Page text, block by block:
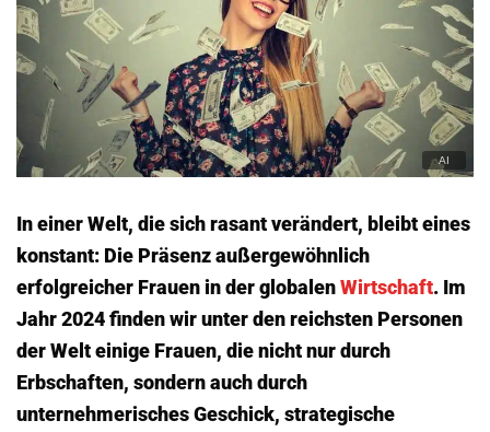
In einer Welt, die sich rasant verändert, bleibt eines
konstant: Die Präsenz außergewöhnlich
erfolgreicher Frauen in der globalenWirtschaft. Im
Jahr 2024 finden wir unter den reichsten Personen
der Welt einige Frauen, die nicht nur durch
Erbschaften, sondern auch durch
unternehmerisches Geschick, strategische